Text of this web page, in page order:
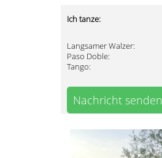
Ich tanze:
Langsamer Walzer:
Paso Doble:
Tango:
Nachricht senden